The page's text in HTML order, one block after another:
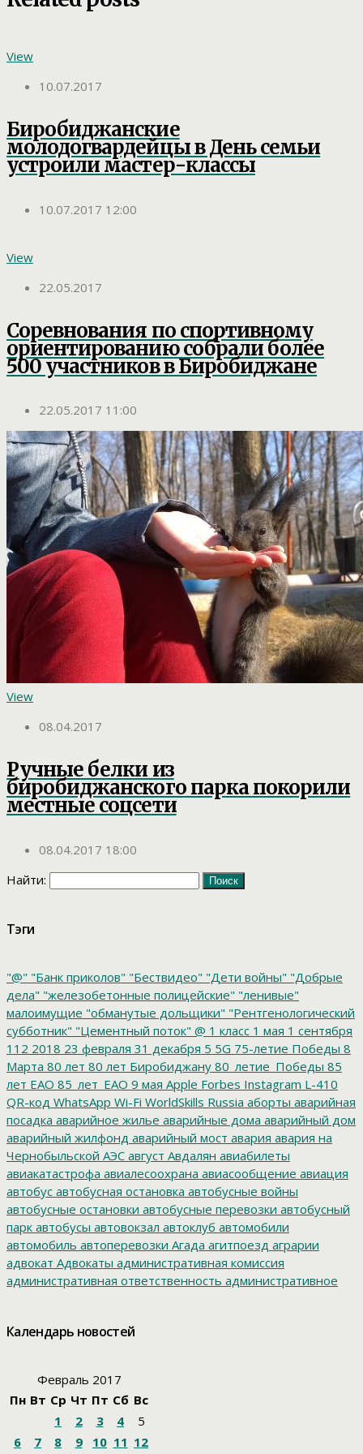
View
10.07.2017
Биробиджанские
молодогвардейцы в День семьи
устроили мастер-классы
10.07.2017 12:00
View
22.05.2017
Соревнования по спортивному
ориентированию собрали более
500 участников в Биробиджане
22.05.2017 11:00
View
08.04.2017
Ручные белки из
биробиджанского парка покорили
местные соцсети
08.04.2017 18:00
Найти:
Тэги
"@" "Банк приколов" "Бествидео" "Дети войны" "Добрые
дела" "железобетонные полицейские" "ленивые"
малоимущие "обманутые дольщики" "Рентгенологический
субботник" "Цементный поток" @ 1 класс 1 мая 1 сентября
112 2018 23 февраля 31 декабря 5 5G 75-летие Победы 8
Марта 80 лет 80 лет Биробиджану 80_летие_Победы 85
лет ЕАО 85_лет_ЕАО 9 мая Apple Forbes Instagram L-410
QR-код WhatsApp Wi-Fi WorldSkills Russia аборты аварийная
посадка аварийное жилье аварийные дома аварийный дом
аварийный жилфонд аварийный мост авария авария на
Чернобыльской АЭС август Авдалян авиабилеты
авиакатастрофа авиалесоохрана авиасообщение авиация
автобус автобусная остановка автобусные войны
автобусные остановки автобусные перевозки автобусный
парк автобусы автовокзал автоклуб автомобили
автомобиль автоперевозки Агада агитпоезд аграрии
адвокат Адвокаты административная комиссия
административная ответственность административное
БуксманАлександр Винников
Александр Соловьев
Филиппова Алексей Корниенко
Алексей ХозяйскийАлексей Черный
Алисаалкоголизация Алкоголь
Календарь новостей
Февраль 2017
Пн Вт Ср Чт Пт Сб Вс
1
2 3 4
5
6
7 8 9 10 11 12